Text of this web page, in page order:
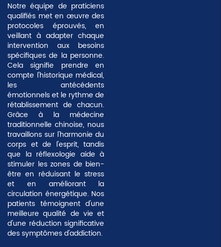
Notre équipe de praticiens
qualifiés met en œuvre des
protocoles éprouvés, en
veillant à adapter chaque
intervention aux besoins
spécifiques de la personne.
Cela signifie prendre en
compte l'historique médical,
les antécédents
émotionnels et le rythme de
rétablissement de chacun.
Grâce à la médecine
traditionnelle chinoise, nous
travaillons sur l'harmonie du
corps et de l'esprit, tandis
que la réflexologie aide à
stimuler les zones de bien-
être en réduisant le stress
et en améliorant la
circulation énergétique. Nos
patients témoignent d'une
meilleure qualité de vie et
d'une réduction significative
des symptômes d'addiction.